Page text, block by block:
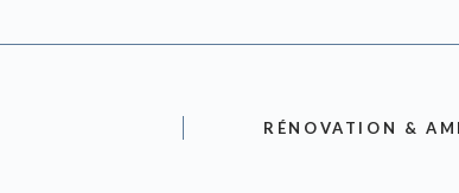
RÉNOVATION &